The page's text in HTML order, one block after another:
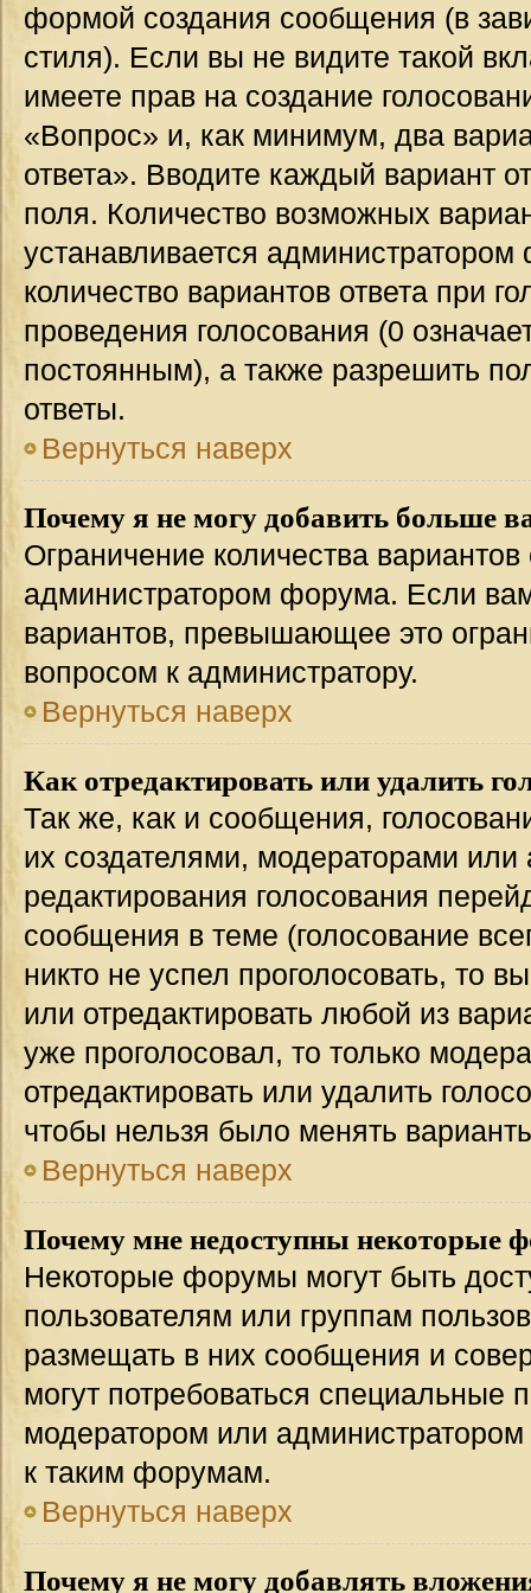
формой создания сообщения (в
стиля). Если вы не видите такой
имеете прав на создание
«Вопрос» и, как минимум, два
ответа». Вводите каждый вариант
поля. Количество возможных
устанавливается
количество вариантов ответа при
проведения голосования (0
постоянным), а также разрешить
ответы.
Вернуться наверх
Почему я не могу добавить больше
Ограничение количества вариантов
администратором форума. Если
вариантов, превышающее это
вопросом к администратору.
Вернуться наверх
Как отредактировать или удалить
Так же, как и сообщения,
их создателями, модераторами
редактирования голосования
сообщения в теме (голосование
никто не успел проголосовать, то
или отредактировать любой из
уже проголосовал, то только
отредактировать или удалить
чтобы нельзя было менять
Вернуться наверх
Почему мне недоступны некоторые
Некоторые форумы могут быть
пользователям или группам
размещать в них сообщения и
могут потребоваться специальные
модератором или
к таким форумам.
Вернуться наверх
Почему я не могу добавлять